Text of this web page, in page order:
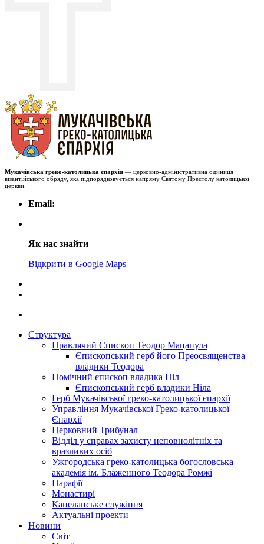
Мукачівська греко-католицька єпархія — церковно-адміністративна одиниця
візантійського обряду, яка підпорядковується напряму Святому Престолу католицької
церкви.
Email:
Як нас знайти
Відкрити в Google Maps
Структура
Правлячий Єпископ Теодор Мацапула
Єпископський герб його Преосвященства
владики Теодора
Помічний єпископ владика Ніл
Єпископський герб владики Ніла
Герб Мукачівської греко-католицької єпархії
Управління Мукачівської Греко-католицької
Єпархії
Церковний Трибунал
Відділ у справах захисту неповнолітніх та
вразливих осіб
Ужгородська греко-католицька богословська
академія ім. Блаженного Теодора Ромжі
Парафії
Монастирі
Капеланське служіння
Актуальні проекти
Новини
Світ